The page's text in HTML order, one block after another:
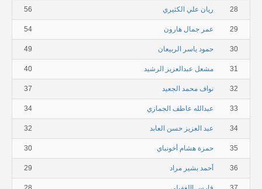
28 ريان علي الكثيري 56
29 عمر جمال هارون 54
30 حمود ياسر الربيعان 49
31 مشعل عبدالعزيز الرشيد 40
32 نواف محمد الجعيد 37
33 عبدالله عاطف الجمازي 34
34 عبد العزيز حسن العابد 32
35 حمزة هشام أخونباي 30
36 أحمد بشير مراد 29